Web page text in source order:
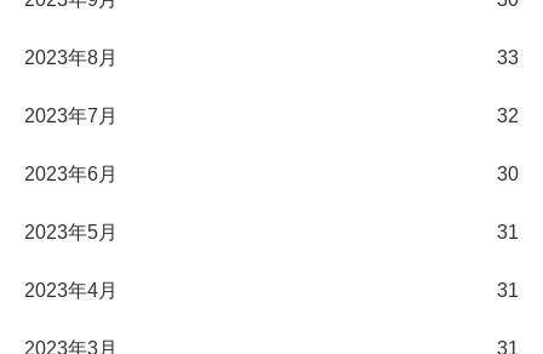
2023年8月 33
2023年7月 32
2023年6月 30
2023年5月 31
2023年4月 31
2023年3月 31